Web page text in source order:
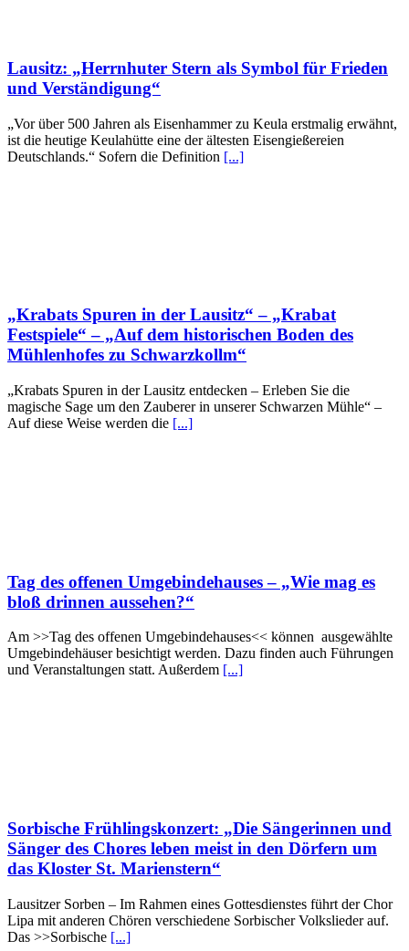
Lausitz: „Herrnhuter Stern als Symbol für Frieden
und Verständigung“
„Vor über 500 Jahren als Eisenhammer zu Keula erstmalig erwähnt,
ist die heutige Keulahütte eine der ältesten Eisengießereien
Deutschlands.“ Sofern die Definition [...]
„Krabats Spuren in der Lausitz“ – „Krabat
Festspiele“ – „Auf dem historischen Boden des
Mühlenhofes zu Schwarzkollm“
„Krabats Spuren in der Lausitz entdecken – Erleben Sie die
magische Sage um den Zauberer in unserer Schwarzen Mühle“ –
Auf diese Weise werden die [...]
Tag des offenen Umgebindehauses – „Wie mag es
bloß drinnen aussehen?“
Am >>Tag des offenen Umgebindehauses<< können ausgewählte
Umgebindehäuser besichtigt werden. Dazu finden auch Führungen
und Veranstaltungen statt. Außerdem [...]
Sorbische Frühlingskonzert: „Die Sängerinnen und
Sänger des Chores leben meist in den Dörfern um
das Kloster St. Marienstern“
Lausitzer Sorben – Im Rahmen eines Gottesdienstes führt der Chor
Lipa mit anderen Chören verschiedene Sorbischer Volkslieder auf.
Das >>Sorbische [...]